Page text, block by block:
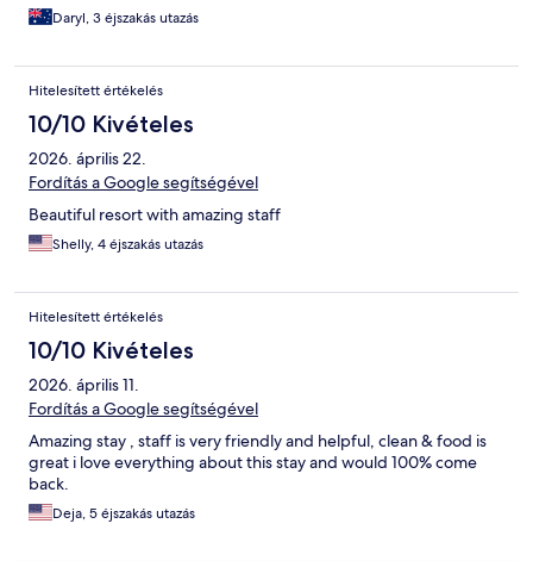
Daryl, 3 éjszakás utazás
Hitelesített értékelés
10/10 Kivételes
2026. április 22.
Fordítás a Google segítségével
Beautiful resort with amazing staff
Shelly, 4 éjszakás utazás
Hitelesített értékelés
10/10 Kivételes
2026. április 11.
Fordítás a Google segítségével
Amazing stay , staff is very friendly and helpful, clean & food is
great i love everything about this stay and would 100% come
back.
Deja, 5 éjszakás utazás